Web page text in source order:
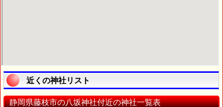
近くの神社リスト
静岡県藤枝市の八坂神社付近の神社一覧表